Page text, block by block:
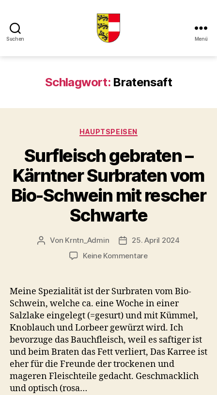
Suchen
Kueche
Menü
Schlagwort: Bratensaft
Kategorien
HAUPTSPEISEN
Surfleisch gebraten –
Kärntner Surbraten vom
Bio-Schwein mit rescher
Schwarte
Beitragsautor
Von Krntn_Admin Veröffentlichungsdatum
25. April 2024
Keine Kommentarezu
–
Kärntner
Surbraten
vom
Bio-
Schwein
mit
rescher
Schwarte
Meine Spezialität ist der Surbraten vom Bio-
Schwein, welche ca. eine Woche in einer
Salzlake eingelegt (=gesurt) und mit Kümmel,
Knoblauch und Lorbeer gewürzt wird. Ich
bevorzuge das Bauchfleisch, weil es saftiger ist
und beim Braten das Fett verliert, Das Karree ist
eher für die Freunde der trockenen und
mageren Fleischteile gedacht. Geschmacklich
und optisch (rosa…